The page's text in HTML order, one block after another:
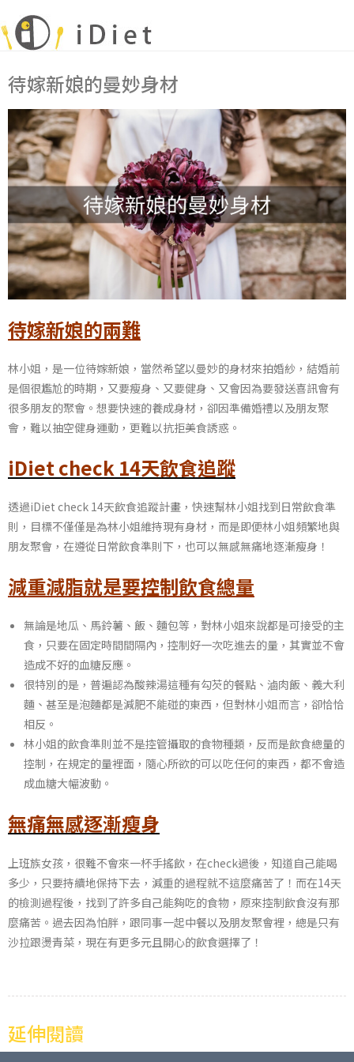
待嫁新娘的曼妙身材
待嫁新娘的兩難
林小姐，是一位待嫁新娘，當然希望以曼妙的身材來拍婚紗，結婚前
是個很尷尬的時期，又要瘦身、又要健身、又會因為要發送喜訊會有
很多朋友的聚會。想要快速的養成身材，卻因準備婚禮以及朋友聚
會，難以抽空健身運動，更難以抗拒美食誘惑。
iDiet check 14天飲食追蹤
透過iDiet check 14天飲食追蹤計畫，快速幫林小姐找到日常飲食準
則，目標不僅僅是為林小姐維持現有身材，而是即便林小姐頻繁地與
朋友聚會，在遵從日常飲食準則下，也可以無感無痛地逐漸瘦身！
減重減脂就是要控制飲食總量
無論是地瓜、馬鈴薯、飯、麵包等，對林小姐來說都是可接受的主
食，只要在固定時間間隔內，控制好一次吃進去的量，其實並不會
造成不好的血糖反應。
很特別的是，普遍認為酸辣湯這種有勾芡的餐點、滷肉飯、義大利
麵、甚至是泡麵都是減肥不能碰的東西，但對林小姐而言，卻恰恰
相反。
林小姐的飲食準則並不是控管攝取的食物種類，反而是飲食總量的
控制，在規定的量裡面，隨心所欲的可以吃任何的東西，都不會造
成血糖大幅波動。
無痛無感逐漸瘦身
上班族女孩，很難不會來一杯手搖飲，在check過後，知道自己能喝
多少，只要持續地保持下去，減重的過程就不這麼痛苦了！而在14天
的檢測過程後，找到了許多自己能夠吃的食物，原來控制飲食沒有那
麼痛苦。過去因為怕胖，跟同事一起中餐以及朋友聚會裡，總是只有
沙拉跟燙青菜，現在有更多元且開心的飲食選擇了！
延伸閱讀